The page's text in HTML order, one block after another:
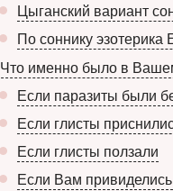
Цыганский вариант
По соннику эзотерика
Что именно было в
Если паразиты были
Если глисты
Если глисты ползали
Если Вам